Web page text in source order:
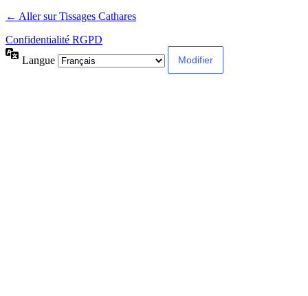
← Aller sur Tissages Cathares
Confidentialité RGPD
Langue